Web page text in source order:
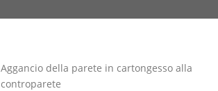
Aggancio della parete in cartongesso alla
controparete